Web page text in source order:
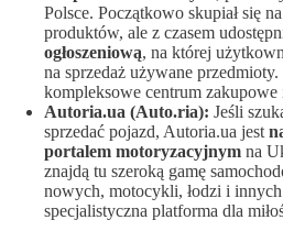
Polsce. Początkowo skupiał się
produktów, ale z czasem
ogłoszeniową, na której
na sprzedaż używane
kompleksowe centrum zakupowe
Autoria.ua (Auto.ria): Jeśli
sprzedać pojazd, Autoria.ua jest
portalem motoryzacyjnym na
znajdą tu szeroką gamę
nowych, motocykli, łodzi i
specjalistyczna platforma dla